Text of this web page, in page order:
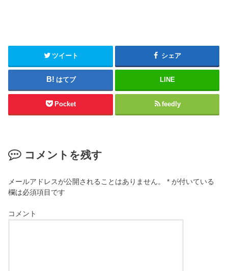
ツイート シェア
はてブ LINE
Pocket feedly
コメントを残す
メールアドレスが公開されることはありません。 * が付いている
欄は必須項目です
コメント